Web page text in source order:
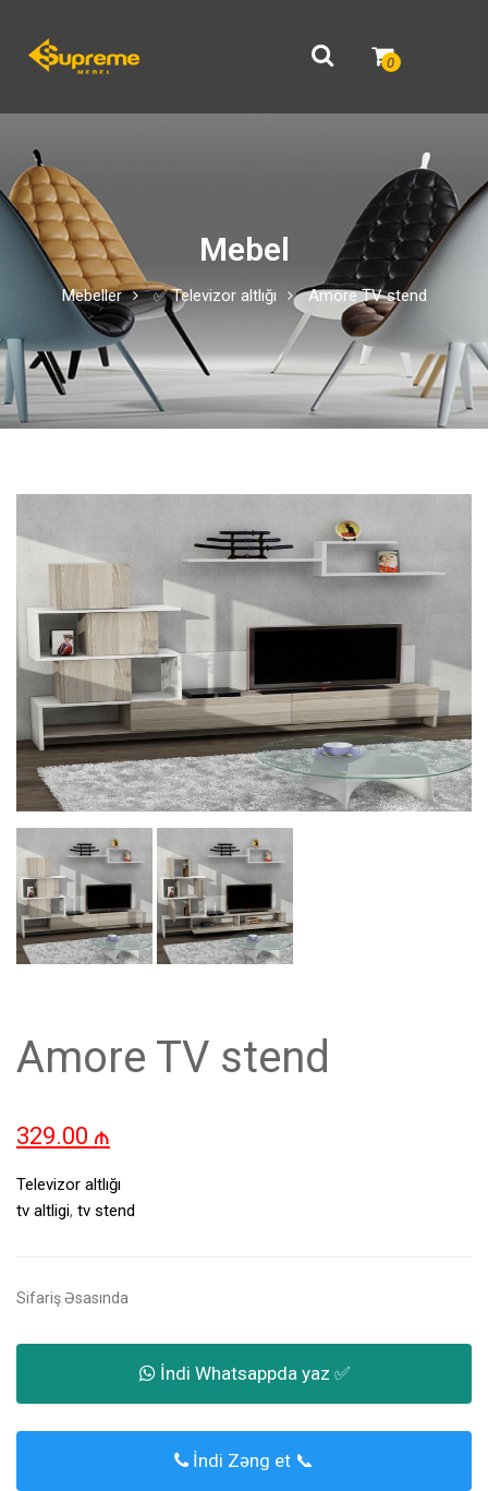
0
Mebel
Mebeller ✅ Televizor altlığı Amore TV stend
Amore TV stend
329.00 ₼
Televizor altlığı
tv altligi, tv stend
Sifariş Əsasında
İndi Whatsappda yaz ✅
İndi Zəng et 📞